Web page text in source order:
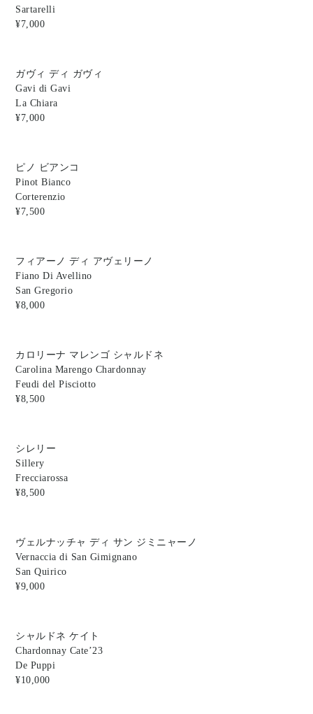
Sartarelli
¥7,000
ガヴィ ディ ガヴィ
Gavi di Gavi
La Chiara
¥7,000
ピノ ビアンコ
Pinot Bianco
Corterenzio
¥7,500
フィアーノ ディ アヴェリーノ
Fiano Di Avellino
San Gregorio
¥8,000
カロリーナ マレンゴ シャルドネ
Carolina Marengo Chardonnay
Feudi del Pisciotto
¥8,500
シレリー
Sillery
Frecciarossa
¥8,500
ヴェルナッチャ ディ サン ジミニャーノ
Vernaccia di San Gimignano
San Quirico
¥9,000
シャルドネ ケイト
Chardonnay Cate’23
De Puppi
¥10,000